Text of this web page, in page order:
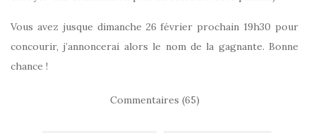
Vous avez jusque dimanche 26 février prochain 19h30 pour
concourir, j’annoncerai alors le nom de la gagnante. Bonne
chance !
Commentaires (65)